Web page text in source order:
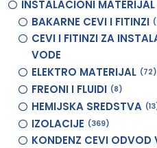
INSTALACIONI MATERIJAL
BAKARNE CEVI I FITINZI
CEVI I FITINZI ZA
VODE
ELEKTRO MATERIJAL 72
FREONI I FLUIDI 8
HEMIJSKA SREDSTVA 13
IZOLACIJE 369
KONDENZ CEVI ODVOD